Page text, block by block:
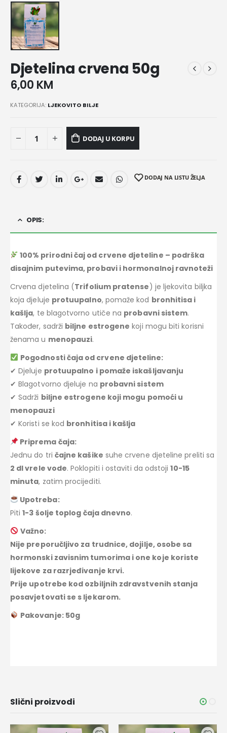
Djetelina crvena 50g
6,00 KM
KATEGORIJA: LJEKOVITO BILJE
DODAJ U KORPU
DODAJ NA LISTU ŽELJA
OPIS:
100% prirodni čaj od crvene djeteline – podrška
disajnim putevima, probavi i hormonalnoj ravnoteži
Crvena djetelina (Trifolium pratense) je ljekovita biljka
koja djeluje protuupalno, pomaže kod bronhitisa i
kašlja, te blagotvorno utiče na probavni sistem.
Također, sadrži biljne estrogene koji mogu biti korisni
ženama u menopauzi.
Pogodnosti čaja od crvene djeteline:
✔ Djeluje protuupalno i pomaže iskašljavanju
✔ Blagotvorno djeluje na probavni sistem
✔ Sadrži biljne estrogene koji mogu pomoći u
menopauzi
✔ Koristi se kod bronhitisa i kašlja
Priprema čaja:
Jednu do tri čajne kašike suhe crvene djeteline preliti sa
2 dl vrele vode. Poklopiti i ostaviti da odstoji10-15
minuta, zatim procijediti.
Upotreba:
Piti1-3 šolje toplog čaja dnevno.
Važno:
Nije preporučljivo za trudnice, dojilje, osobe sa
hormonski zavisnim tumorima i one koje koriste
lijekove za razrjeđivanje krvi.
Prije upotrebe kod ozbiljnih zdravstvenih stanja
posavjetovati se s ljekarom.
Pakovanje: 50g
Slični proizvodi